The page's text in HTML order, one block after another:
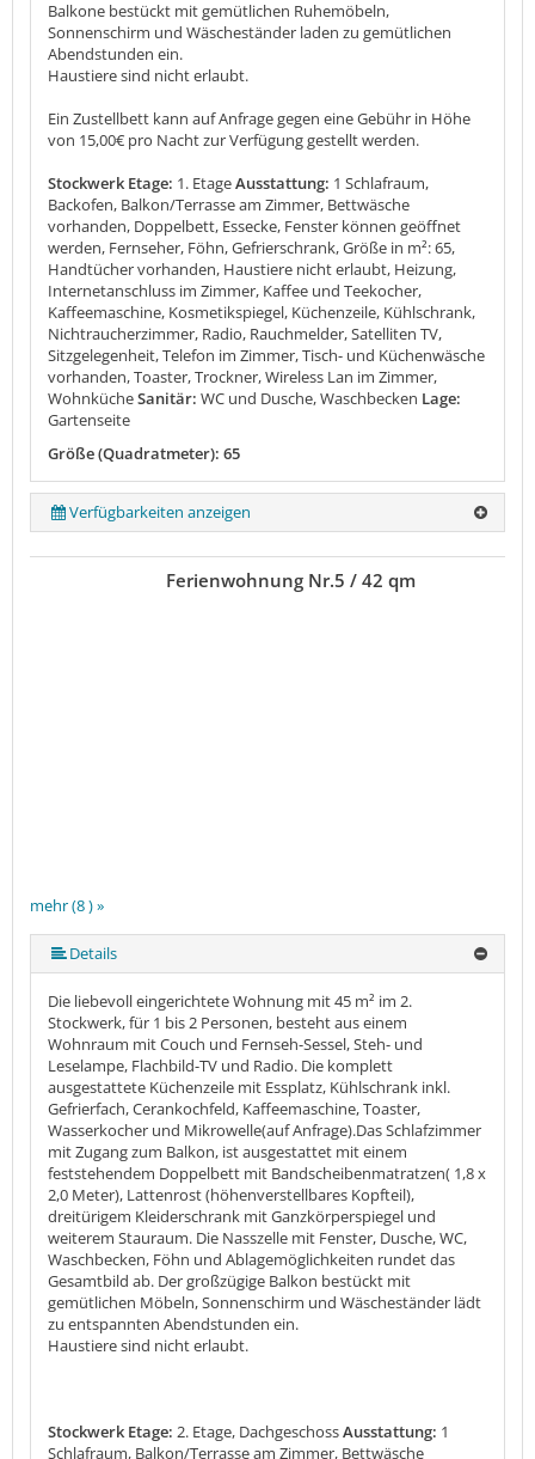
Balkone bestückt mit gemütlichen Ruhemöbeln,
Sonnenschirm und Wäscheständer laden zu gemütlichen
Abendstunden ein.
Haustiere sind nicht erlaubt.
Ein Zustellbett kann auf Anfrage gegen eine Gebühr in Höhe
von 15,00€ pro Nacht zur Verfügung gestellt werden.
Stockwerk Etage: 1. EtageAusstattung: 1 Schlafraum,
Backofen, Balkon/Terrasse am Zimmer, Bettwäsche
vorhanden, Doppelbett, Essecke, Fenster können geöffnet
werden, Fernseher, Föhn, Gefrierschrank, Größe in m²: 65,
Handtücher vorhanden, Haustiere nicht erlaubt, Heizung,
Internetanschluss im Zimmer, Kaffee und Teekocher,
Kaffeemaschine, Kosmetikspiegel, Küchenzeile, Kühlschrank,
Nichtraucherzimmer, Radio, Rauchmelder, Satelliten TV,
Sitzgelegenheit, Telefon im Zimmer, Tisch- und Küchenwäsche
vorhanden, Toaster, Trockner, Wireless Lan im Zimmer,
WohnkücheSanitär: WC und Dusche, Waschbecken Lage:
Gartenseite
Größe (Quadratmeter): 65
Verfügbarkeiten anzeigen
mehr (8 ) »
mehr (8 ) »
mehr (8 ) »
mehr (8 ) »
mehr (8 ) »
Ferienwohnung Nr.5 / 42 qm
Details
Die liebevoll eingerichtete Wohnung mit 45 m² im 2.
Stockwerk, für 1 bis 2 Personen, besteht aus einem
Wohnraum mit Couch und Fernseh-Sessel, Steh- und
Leselampe, Flachbild-TV und Radio. Die komplett
ausgestattete Küchenzeile mit Essplatz, Kühlschrank inkl.
Gefrierfach, Cerankochfeld, Kaffeemaschine, Toaster,
Wasserkocher und Mikrowelle(auf Anfrage).Das Schlafzimmer
mit Zugang zum Balkon, ist ausgestattet mit einem
feststehendem Doppelbett mit Bandscheibenmatratzen( 1,8 x
2,0 Meter), Lattenrost (höhenverstellbares Kopfteil),
dreitürigem Kleiderschrank mit Ganzkörperspiegel und
weiterem Stauraum. Die Nasszelle mit Fenster, Dusche, WC,
Waschbecken, Föhn und Ablagemöglichkeiten rundet das
Gesamtbild ab. Der großzügige Balkon bestückt mit
gemütlichen Möbeln, Sonnenschirm und Wäscheständer lädt
zu entspannten Abendstunden ein.
Haustiere sind nicht erlaubt.
Stockwerk Etage: 2. Etage, DachgeschossAusstattung: 1
Schlafraum, Balkon/Terrasse am Zimmer, Bettwäsche